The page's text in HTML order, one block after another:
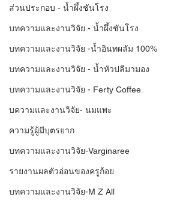
ส่วนประกอบ - น้ำผึ้งชันโรง
บทความและงานวิจัย - น้ำผึ้งชันโรง
บทความและงานวิจัย -น้ำอินทผลัม 100%
บทความและงานวิจัย - น้ำหัวปลีมามอง
บทความและงานวิจัย - Ferty Coffee
บความและงานวิจัย- นมแพะ
ความรู้ผู้มีบุตรยาก
บทความและงานวิจัย-Varginaree
รายงานผลตัวอ่อนของครูก้อย
บทความและงานวิจัย-M Z All